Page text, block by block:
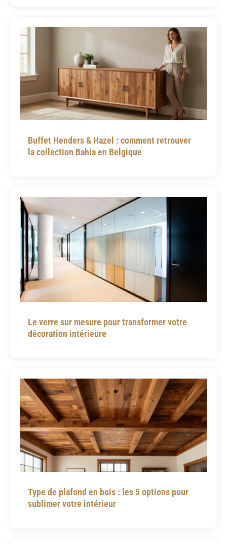
Buffet Henders & Hazel : comment retrouver
la collection Bahia en Belgique
Le verre sur mesure pour transformer votre
décoration intérieure
Type de plafond en bois : les 5 options pour
sublimer votre intérieur